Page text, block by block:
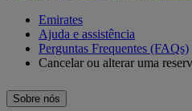
Emirates
Ajuda e assistência
Perguntas Frequentes (FAQs)
Cancelar ou alterar uma
Sobre nós